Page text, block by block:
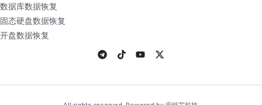
数据库数据恢复
固态硬盘数据恢复
开盘数据恢复